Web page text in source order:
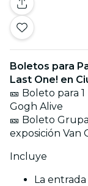
Boletos para
Last One! en
🎫 Boleto para
Gogh Alive
🎫 Boleto
exposición Van
Incluye
La